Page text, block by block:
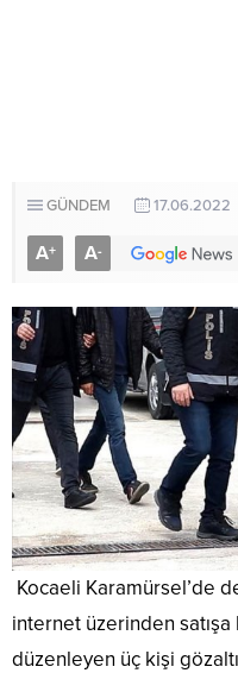
GÜNDEM 17.06.2022
A+ A-
Kocaeli Karamürsel’de
internet üzerinden
düzenleyen üç kişi